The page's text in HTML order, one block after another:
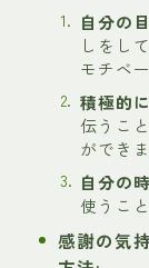
自分の
しをし
モチベ
積極的
伝うこ
ができま
自分の
使うこ
感謝の気